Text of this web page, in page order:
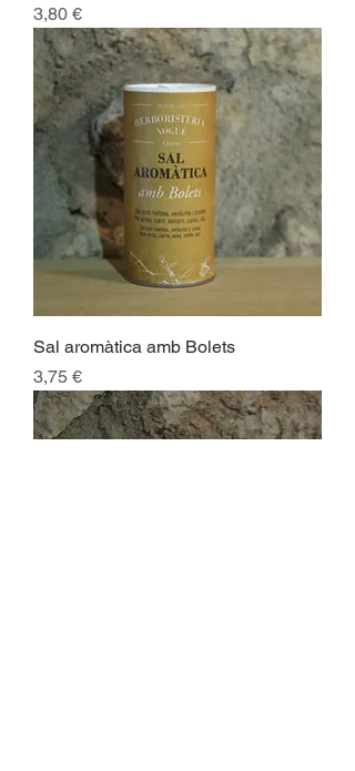
Preu
3,80 €
Sal aromàtica amb Bolets
Preu
3,75 €